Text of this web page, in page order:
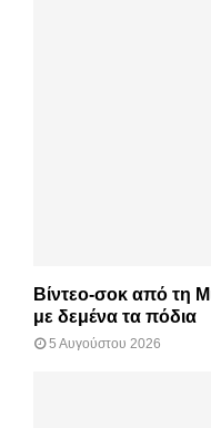
Βίντεο-σοκ από τη
με δεμένα τα πόδια
5 Αυγούστου 2026